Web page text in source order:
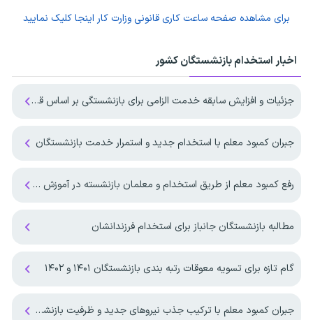
برای مشاهده صفحه ساعت کاری قانونی وزارت کار اینجا کلیک نمایید
اخبار استخدام بازنشستگان کشور
جزئیات و افزایش سابقه خدمت الزامی برای بازنشستگی بر اساس قانون برنامه هفتم
جبران کمبود معلم با استخدام جدید و استمرار خدمت بازنشستگان
رفع کمبود معلم از طریق استخدام و معلمان بازنشسته در آموزش و پرورش
مطالبه بازنشستگان جانباز برای استخدام فرزندانشان
گام تازه برای تسویه معوقات رتبه بندی بازنشستگان ۱۴۰۱ و ۱۴۰۲
جبران کمبود معلم با ترکیب جذب نیروهای جدید و ظرفیت بازنشستگان